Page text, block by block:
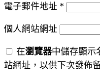
電子郵件地址 *
個人網站網址
在瀏覽器中儲存顯示
站網址，以供下次發佈